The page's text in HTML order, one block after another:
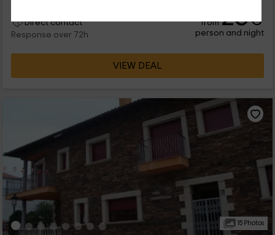
Direct contact
Response over 72h
from26€
person and night
VIEW DEAL
15 Photos